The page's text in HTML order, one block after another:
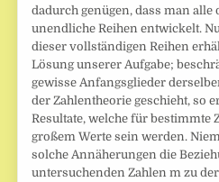
dadurch genügen, dass man alle
unendliche Reihen entwickelt.
dieser vollständigen Reihen
Lösung unserer Aufgabe;
gewisse Anfangsglieder
der Zahlentheorie geschieht, so
Resultate, welche für bestimmte
großem Werte sein werden.
solche Annäherungen die
untersuchenden Zahlen m zu